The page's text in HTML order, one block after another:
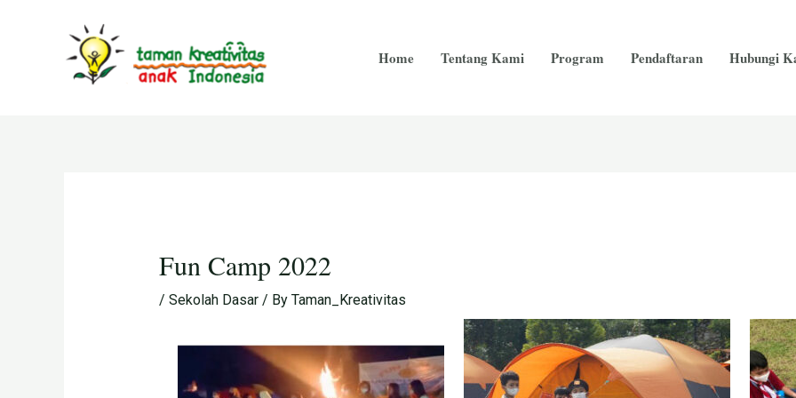
Home Tentang Kami Program Pendaftaran Hubungi
Fun Camp 2022
/ Sekolah Dasar/ By Taman_Kreativitas
navigation